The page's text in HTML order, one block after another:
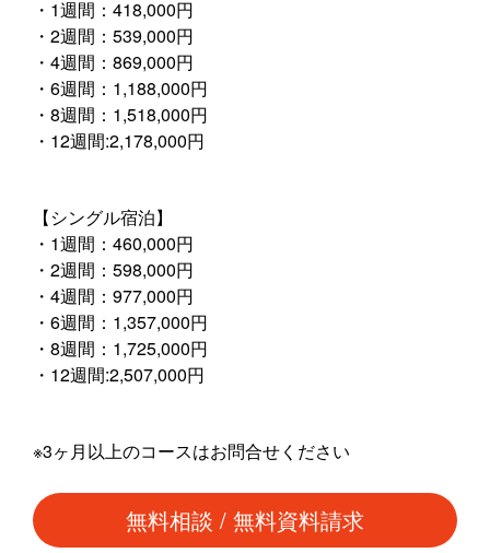
・1週間：418,000円
・2週間：539,000円
・4週間：869,000円
・6週間：1,188,000円
・8週間：1,518,000円
・12週間:2,178,000円
【シングル宿泊】
・1週間：460,000円
・2週間：598,000円
・4週間：977,000円
・6週間：1,357,000円
・8週間：1,725,000円
・12週間:2,507,000円
※3ヶ月以上のコースはお問合せください
無料相談 / 無料資料請求